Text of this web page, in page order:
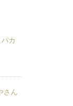
カ
さん